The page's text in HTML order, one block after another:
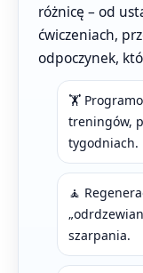
różnicę – od
ćwiczeniach,
odpoczynek,
🏋️
treningów,
tygodniach.
🧘
szarpania.